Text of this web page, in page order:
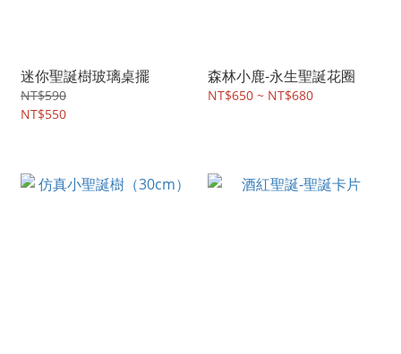
迷你聖誕樹玻璃桌擺
NT$590
NT$550
森林小鹿-永生聖誕花圈
NT$650 ~ NT$680